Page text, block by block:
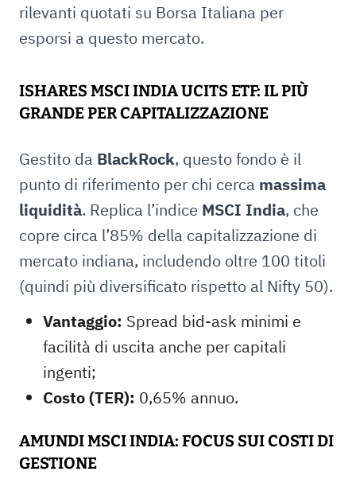
rilevanti quotati su Borsa Italiana per
esporsi a questo mercato.
ISHARES MSCI INDIA UCITS ETF: IL PIÙ
GRANDE PER CAPITALIZZAZIONE
Gestito da BlackRock, questo fondo è il
punto di riferimento per chi cerca massima
liquidità. Replica l’indice MSCI India, che
copre circa l’85% della capitalizzazione di
mercato indiana, includendo oltre 100 titoli
(quindi più diversificato rispetto al Nifty 50).
Vantaggio: Spread bid-ask minimi e
facilità di uscita anche per capitali
ingenti;
Costo (TER): 0,65% annuo.
AMUNDI MSCI INDIA: FOCUS SUI COSTI DI
GESTIONE